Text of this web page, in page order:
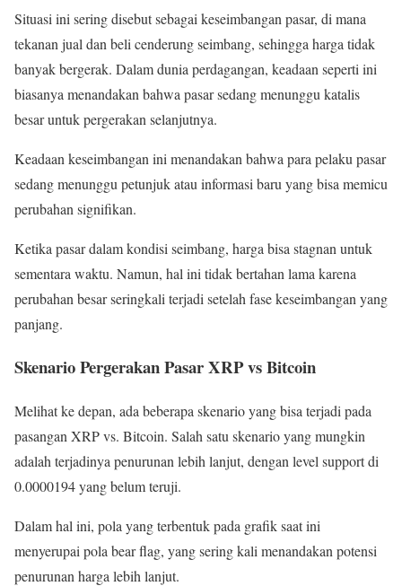
Situasi ini sering disebut sebagai keseimbangan pasar, di mana
tekanan jual dan beli cenderung seimbang, sehingga harga tidak
banyak bergerak. Dalam dunia perdagangan, keadaan seperti ini
biasanya menandakan bahwa pasar sedang menunggu katalis
besar untuk pergerakan selanjutnya.
Keadaan keseimbangan ini menandakan bahwa para pelaku pasar
sedang menunggu petunjuk atau informasi baru yang bisa memicu
perubahan signifikan.
Ketika pasar dalam kondisi seimbang, harga bisa stagnan untuk
sementara waktu. Namun, hal ini tidak bertahan lama karena
perubahan besar seringkali terjadi setelah fase keseimbangan yang
panjang.
Skenario Pergerakan Pasar XRP vs Bitcoin
Melihat ke depan, ada beberapa skenario yang bisa terjadi pada
pasangan XRP vs. Bitcoin. Salah satu skenario yang mungkin
adalah terjadinya penurunan lebih lanjut, dengan level support di
0.0000194 yang belum teruji.
Dalam hal ini, pola yang terbentuk pada grafik saat ini
menyerupai pola bear flag, yang sering kali menandakan potensi
penurunan harga lebih lanjut.